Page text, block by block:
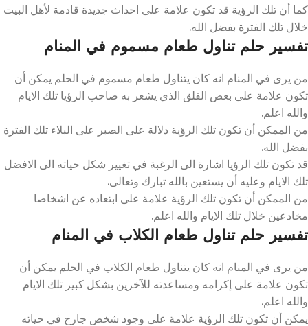
كما أن تلك الرؤية قد تكون علامة على احداث جديدة قادمة لأهل البيت
خلال تلك الفترة بفضل الله.
تفسير حلم تناول طعام مسموم في المنام
من يرى في المنام انه كان يتناول طعام مسموم في الحلم يمكن أن
تكون علامة على بعض القلق الذي يشعر به صاحب الرؤيا تلك الايام
والله اعلم.
من الممكن أن تكون تلك الرؤية دلالة على الصبر على البلاء تلك الفترة
بفضل الله.
قد تكون تلك الرؤيا اشارة الى الرغبة في تغيير شكل حياته الى الافضل
تلك الايام وعليه أن يستعين بالله تبارك وتعالى.
من الممكن أن تكون تلك الرؤية علامة على ابتعاده عن اشخاصا
مخادعين خلال تلك الايام والله اعلم.
تفسير حلم تناول طعام الكلاب في المنام
من يرى في المنام انه كان يتناول طعام الكلاب في الحلم يمكن أن
تكون علامة على إكرامه ومساعدته للآخرين بشكل كبير تلك الايام
والله اعلم.
يمكن أن تكون تلك الرؤية علامة على وجود شخص جارح في حياته